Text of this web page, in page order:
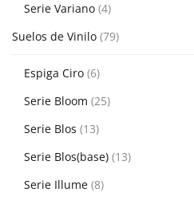
Serie Variano (4)
Suelos de Vinilo (79)
Espiga Ciro (6)
Serie Bloom (25)
Serie Blos (13)
Serie Blos(base) (13)
Serie Illume (8)